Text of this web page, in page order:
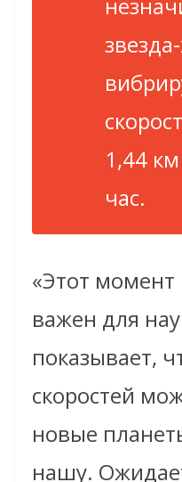
1,44
час.
«Этот
важен для
показывает,
скоростей
новые
нашу.